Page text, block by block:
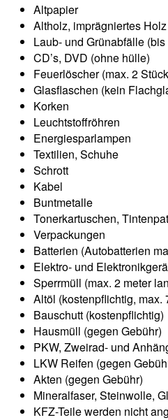
Altpapier
Altholz, imprägniertes Holz
Laub- und Grünabfälle
CD’s, DVD (ohne hülle)
Feuerlöscher (max. 2
Glasflaschen (kein
Korken
Leuchtstoffröhren
Energiesparlampen
Textilien, Schuhe
Schrott
Kabel
Buntmetalle
Tonerkartuschen,
Verpackungen
Batterien (Autobatterien
Elektro- und
Sperrmüll (max. 2 meter
Altöl (kostenpflichtig, max.
Bauschutt (kostenpflichtig)
Hausmüll (gegen Gebühr)
PKW, Zweirad- und
LKW Reifen (gegen
Akten (gegen Gebühr)
Mineralfaser, Steinwolle,
KFZ-Teile werden nicht